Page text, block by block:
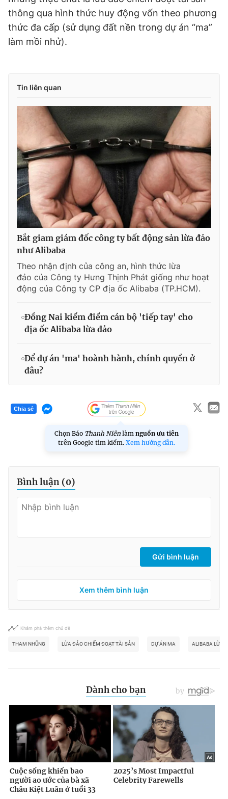
thông qua hình thức huy động vốn theo phương
thức đa cấp (sử dụng đất nền trong dự án “ma”
làm mồi nhử).
Tin liên quan
Bắt giam giám đốc công ty bất động sản lừa đảo
như Alibaba
Theo nhận định của công an, hình thức lừa
đảo của Công ty Hưng Thịnh Phát giống như hoạt
động của Công ty CP địa ốc Alibaba (TP.HCM).
Đồng Nai kiểm điểm cán bộ 'tiếp tay' cho
địa ốc Alibaba lừa đảo
Để dự án 'ma' hoành hành, chính quyền ở
đâu?
Chia sẻ
Chọn Báo Thanh Niên làm nguồn ưu tiên
trên Google tìm kiếm. Xem hướng dẫn.
Bình luận (0)
Gửi bình luận
Xem thêm bình luận
Khám phá thêm chủ đề
THAM NHŨNG LỪA ĐẢO CHIẾM ĐOẠT TÀI SẢN DỰ ÁN MA ALIBABA LỪA